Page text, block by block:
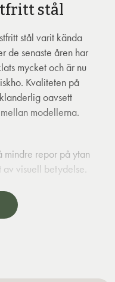
stål
stål varit kända
de senaste åren har
mycket och är nu
Kvaliteten på
oavsett
modellerna.
mindre repor på ytan
av visuell betydelse.